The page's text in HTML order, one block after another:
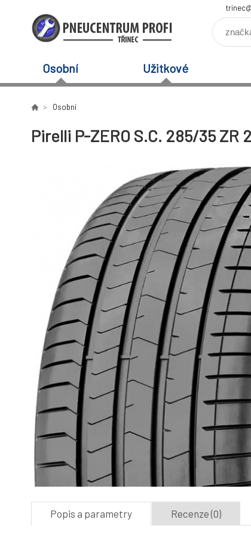
Osobní Užitkové
Osobní
Pirelli P-ZERO S.C. 285/35 ZR
Popis a parametry Recenze (0)